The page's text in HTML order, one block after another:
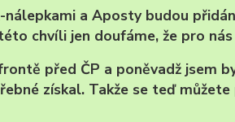
nálepkami a Aposty budou
chvíli jen doufáme, že pro
před ČP a poněvadž jsem
získal. Takže se teď